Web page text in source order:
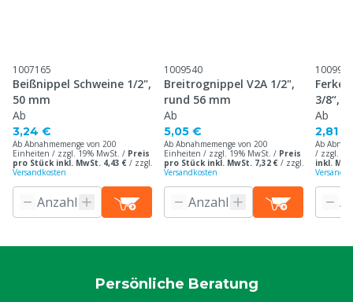
1007165
Beißnippel Schweine 1/2",
50 mm
Ab
3,24 €
Ab Abnahmemenge von 200
Einheiten / zzgl. 19% MwSt. / Preis
pro Stück inkl. MwSt. 4,43 € / zzgl.
Versandkosten
1009540
Breitrognippel V2A 1/2",
rund 56 mm
Ab
5,05 €
Ab Abnahmemenge von 200
Einheiten / zzgl. 19% MwSt. / Preis
pro Stück inkl. MwSt. 7,32 € / zzgl.
Versandkosten
1009982
3/
Ab
2,81 €
Ab
/ zzgl.
inkl.
Persönliche Beratung